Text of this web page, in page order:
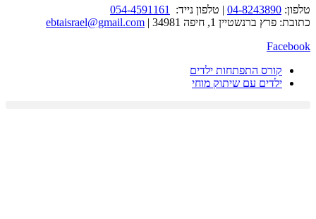
טלפון: 04-8243890
| טלפון נייד:
054-4591161
כתובת: פרץ ברנשטיין 1, חיפה 34981 |
ebtaisrael@gmail.com
Facebook
קורס התפתחות ילדים
ילדים עם שיתוק מוחי